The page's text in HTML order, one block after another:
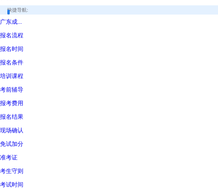
快捷导航:
广东成...
报名流程
报名时间
报名条件
培训课程
考前辅导
报考费用
报名结果
现场确认
免试加分
准考证
考生守则
考试时间